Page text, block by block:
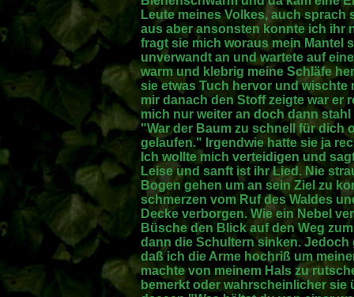
Leute meines Volkes, auch sprach
aus aber ansonsten konnte ich ihr
fragt sie mich woraus mein Mantel
unverwandt an und wartete auf
warm und klebrig meine Schläfe
sie etwas Tuch hervor und
mir danach den Stoff zeigte war er
mich nur weiter an doch dann
"War der Baum zu schnell für dich
gelaufen." Irgendwie hatte sie ja
Ich wollte mich verteidigen und
Leise und sanft ist ihr Lied. Nie
Bogen gehen um an sein Ziel zu
schmerzen vom Ruf des Waldes
Decke verborgen. Wie ein Nebel
Büsche den Blick auf den Weg
dann die Schultern sinken.
daß ich die Arme hochriß um
machte von meinem Hals zu
bemerkt oder wahrscheinlicher